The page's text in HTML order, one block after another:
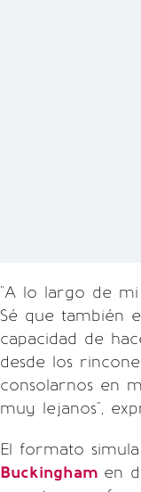
"A lo largo de mi
Sé que también
capacidad de
desde los
consolarnos en
muy lejanos",
El formato
Buckingham en